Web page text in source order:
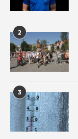
2
3